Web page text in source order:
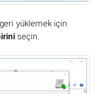
yüklemek için
seçin.